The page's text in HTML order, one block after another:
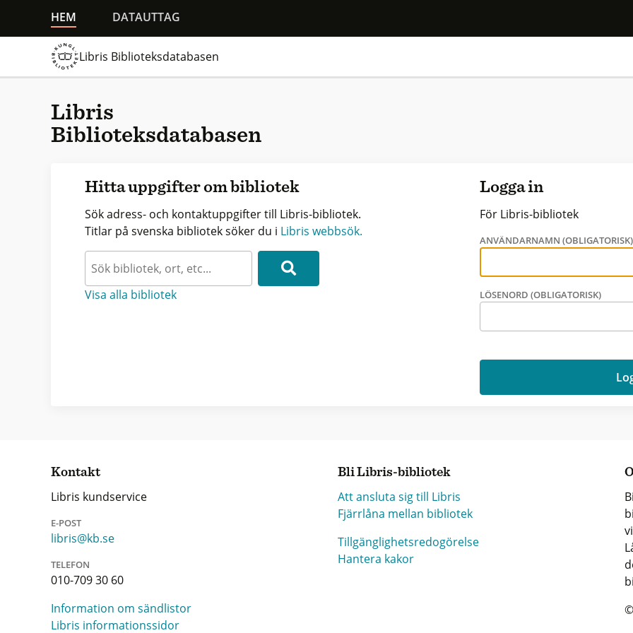
HEM DATAUTTAG
Libris Biblioteksdatabasen
Libris
Biblioteksdatabasen
Hitta uppgifter om bibliotek
Sök adress- och kontaktuppgifter till Libris-bibliotek.
Titlar på svenska bibliotek söker du i Libris webbsök.
Visa alla bibliotek
Logga in
För Libris-bibliotek
ANVÄNDARNAMN (OBLIGATORISK)
LÖSENORD (OBLIGATORISK)
Kontakt
Libris kundservice
E-POST
libris@kb.se
TELEFON
010-709 30 60
Information om sändlistor
Libris informationssidor
Bli Libris-bibliotek
Att ansluta sig till Libris
Fjärrlåna mellan bibliotek
Tillgänglighetsredogörelse
Hantera kakor